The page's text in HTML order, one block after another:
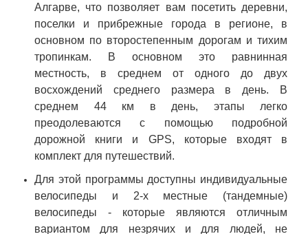
Алгарве, что позволяет вам посетить деревни,
поселки и прибрежные города в регионе, в
основном по второстепенным дорогам и тихим
тропинкам. В основном это равнинная
местность, в среднем от одного до двух
восхождений среднего размера в день. В
среднем 44 км в день, этапы легко
преодолеваются с помощью подробной
дорожной книги и GPS, которые входят в
комплект для путешествий.
Для этой программы доступны индивидуальные
велосипеды и 2-х местные (тандемные)
велосипеды - которые являются отличным
вариантом для незрячих и для людей, не